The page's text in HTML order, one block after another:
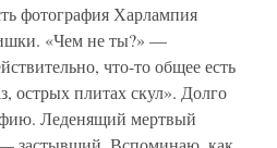
фотография Харлампия
«Чем не ты?» —
что-то общее есть
острых плитах скул». Долго
Леденящий мертвый